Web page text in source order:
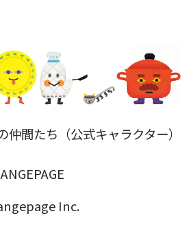
仲間たち（公式キャラクター）
Inc.